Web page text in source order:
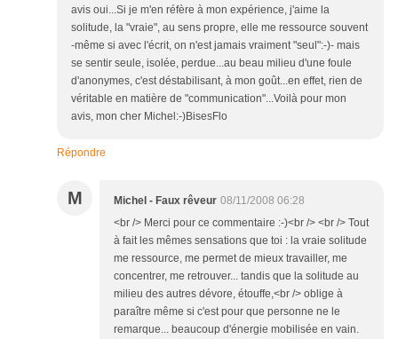
avis oui...Si je m'en réfère à mon expérience, j'aime la
solitude, la "vraie", au sens propre, elle me ressource souvent
-même si avec l'écrit, on n'est jamais vraiment "seul":-)- mais
se sentir seule, isolée, perdue...au beau milieu d'une foule
d'anonymes, c'est déstabilisant, à mon goût...en effet, rien de
véritable en matière de "communication"...Voilà pour mon
avis, mon cher Michel:-)BisesFlo
Répondre
M Michel - Faux rêveur 08/11/2008 06:28
<br /> Merci pour ce commentaire :-)<br /> <br /> Tout
à fait les mêmes sensations que toi : la vraie solitude
me ressource, me permet de mieux travailler, me
concentrer, me retrouver... tandis que la solitude au
milieu des autres dévore, étouffe,<br /> oblige à
paraître même si c'est pour que personne ne le
remarque... beaucoup d'énergie mobilisée en vain.